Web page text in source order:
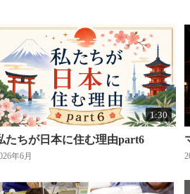
1:30
たちが日本に住む理由part6
年6月